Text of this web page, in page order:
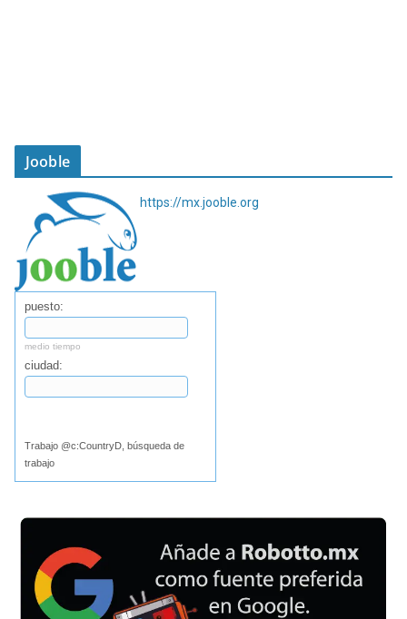
Jooble
https://mx.jooble.org
puesto:
medio tiempo
ciudad:
Trabajo @c:CountryD, búsqueda de
trabajo